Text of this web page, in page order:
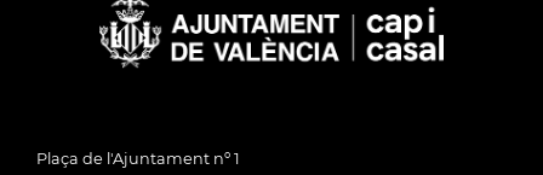
Plaça de l'Ajuntament nº 1